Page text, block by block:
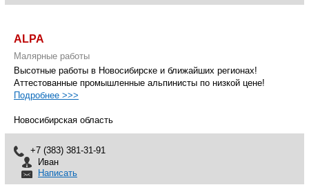
ALPA
Малярные работы
Высотные работы в Новосибирске и ближайших регионах!
Аттестованные промышленные альпинисты по низкой цене!
Подробнее >>>
Новосибирская область
+7 (383) 381-31-91
Иван
Написать